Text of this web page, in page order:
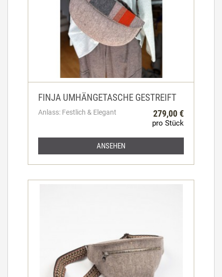
FINJA UMHÄNGETASCHE GESTREIFT
Anlass: Festlich & Elegant 279,00 €
pro Stück
ANSEHEN